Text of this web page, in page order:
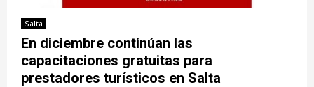
Salta
En diciembre continúan las
capacitaciones gratuitas para
prestadores turísticos en Salta